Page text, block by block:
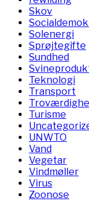
Skov
Solenergi
Sprøjtegifte
Sundhed
Teknologi
Transport
Turisme
UNWTO
Vand
Vegetar
Vindmøller
Virus
Zoonose